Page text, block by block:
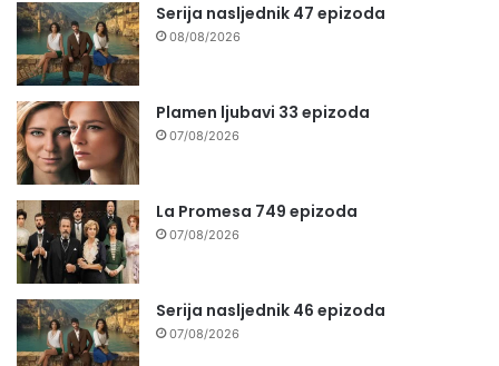
Serija nasljednik 47 epizoda
08/08/2026
Plamen ljubavi 33 epizoda
07/08/2026
La Promesa 749 epizoda
07/08/2026
Serija nasljednik 46 epizoda
07/08/2026